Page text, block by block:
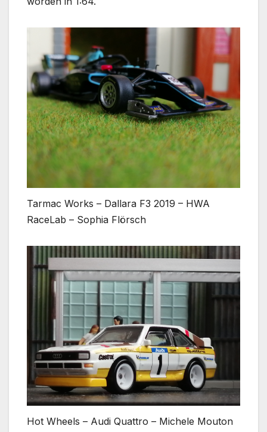
Tarmac Works – Dallara F3 2019 – HWA
RaceLab – Sophia Flörsch
Hot Wheels – Audi Quattro – Michele Mouton